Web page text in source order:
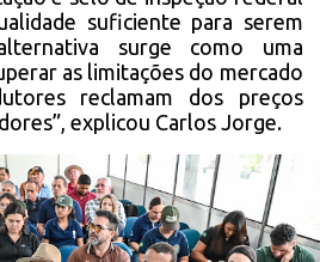
suficiente para serem
surge como uma
as limitações do mercado
reclamam dos preços
explicou Carlos Jorge.